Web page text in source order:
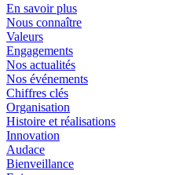
En savoir plus
Nous connaître
Valeurs
Engagements
Nos actualités
Nos événements
Chiffres clés
Organisation
Histoire et réalisations
Innovation
Audace
Bienveillance